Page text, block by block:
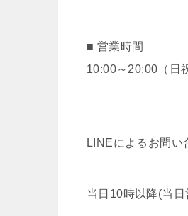
■ 営業時間
10:00～20:00（日
LINEによるお問い
当日10時以降(当日